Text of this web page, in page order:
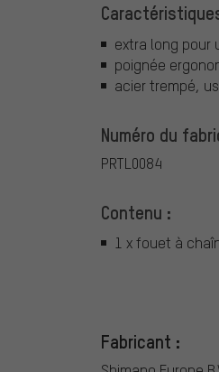
extra long pour
poignée
acier trempé,
Numéro du
PRTL0084
Contenu :
1 x fouet à
Fabricant :